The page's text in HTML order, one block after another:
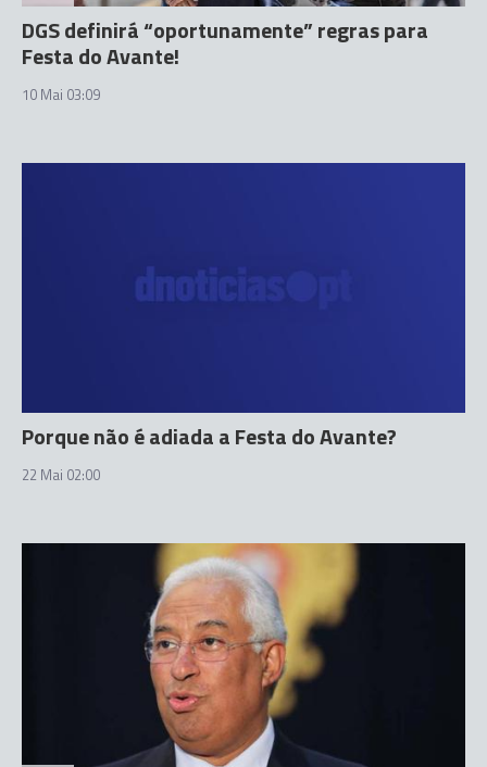
DGS definirá “oportunamente” regras para
Festa do Avante!
10 Mai 03:09
Porque não é adiada a Festa do Avante?
22 Mai 02:00